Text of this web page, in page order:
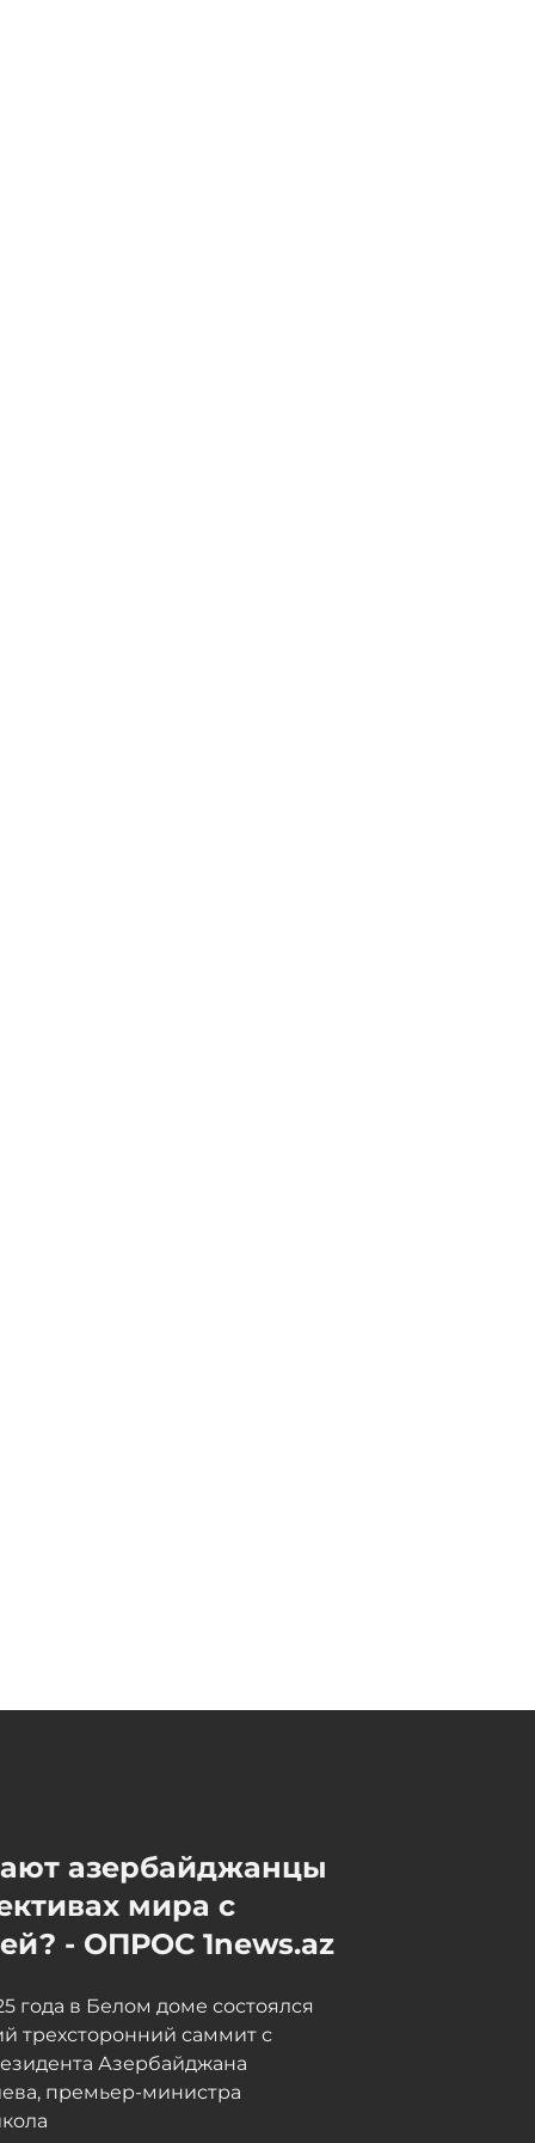
азербайджанцы
мира с
- ОПРОС 1news.az
года в Белом доме состоялся
трехсторонний саммит с
Азербайджана
премьер-министра